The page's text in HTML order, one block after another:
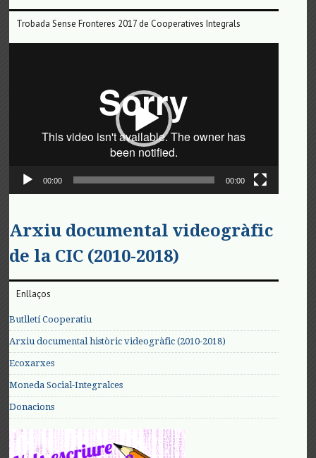
Trobada Sense Fronteres 2017 de Cooperatives Integrals
00:00 00:00
Arxiu documental videogràfic
de la CIC (2010-2018)
Enllaços
Butlletí Cooperatiu
Arxiu documental històric videogràfic (2010-2018)
Ecoxarxes
Moneda Social-Integralces
Donacions